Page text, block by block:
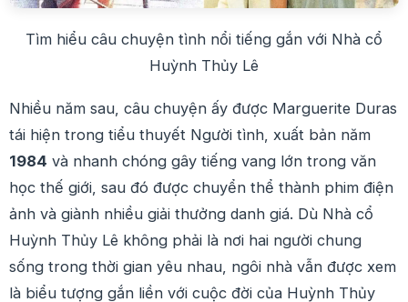
Tìm hiểu câu chuyện tình nổi tiếng gắn với Nhà cổ
Huỳnh Thủy Lê
Nhiều năm sau, câu chuyện ấy được Marguerite Duras
tái hiện trong tiểu thuyết Người tình, xuất bản năm
1984 và nhanh chóng gây tiếng vang lớn trong văn
học thế giới, sau đó được chuyển thể thành phim điện
ảnh và giành nhiều giải thưởng danh giá. Dù Nhà cổ
Huỳnh Thủy Lê không phải là nơi hai người chung
sống trong thời gian yêu nhau, ngôi nhà vẫn được xem
là biểu tượng gắn liền với cuộc đời của Huỳnh Thủy